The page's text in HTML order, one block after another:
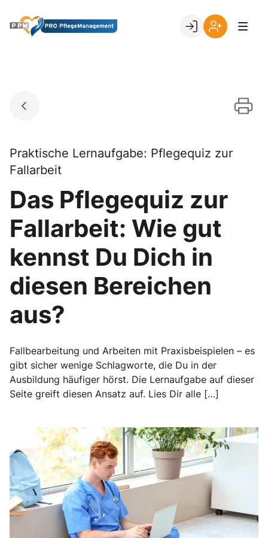
content
Go to landing page.
Praktische Lernaufgabe: Pflegequiz zur
Fallarbeit
Das Pflegequiz zur
Fallarbeit: Wie gut
kennst Du Dich in
diesen Bereichen
aus?
Fallbearbeitung und Arbeiten mit Praxisbeispielen – es
gibt sicher wenige Schlagworte, die Du in der
Ausbildung häufiger hörst. Die Lernaufgabe auf dieser
Seite greift diesen Ansatz auf. Lies Dir alle […]